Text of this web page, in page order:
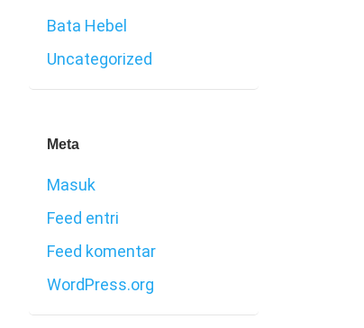
Bata Hebel
Uncategorized
Meta
Masuk
Feed entri
Feed komentar
WordPress.org